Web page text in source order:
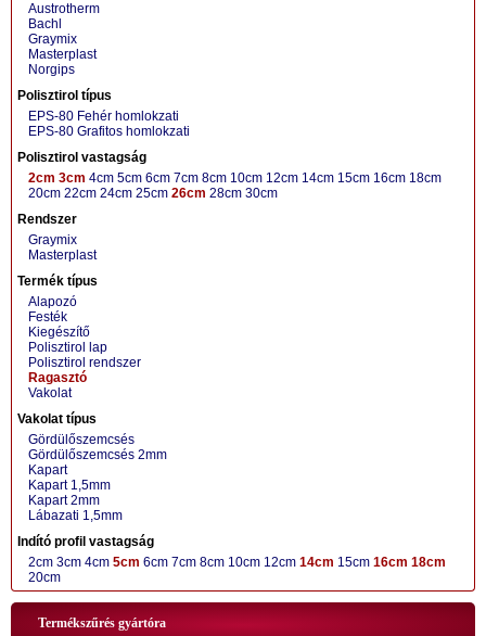
+36 70 424 0199
Austrotherm
Bachl
Graymix
Masterplast
Norgips
Polisztirol típus
EPS-80 Fehér homlokzati
EPS-80 Grafitos homlokzati
Polisztirol vastagság
2cm 3cm 4cm 5cm 6cm 7cm 8cm 10cm 12cm 14cm 15cm 16cm 18cm
20cm 22cm 24cm 25cm 26cm 28cm 30cm
Rendszer
Graymix
Masterplast
Termék típus
Alapozó
Festék
Kiegészítő
Polisztirol lap
Polisztirol rendszer
Ragasztó
Vakolat
Vakolat típus
Gördülőszemcsés
Gördülőszemcsés 2mm
Kapart
Kapart 1,5mm
Kapart 2mm
Lábazati 1,5mm
Indító profil vastagság
2cm 3cm 4cm 5cm 6cm 7cm 8cm 10cm 12cm 14cm 15cm 16cm 18cm
20cm
Termékszűrés gyártóra